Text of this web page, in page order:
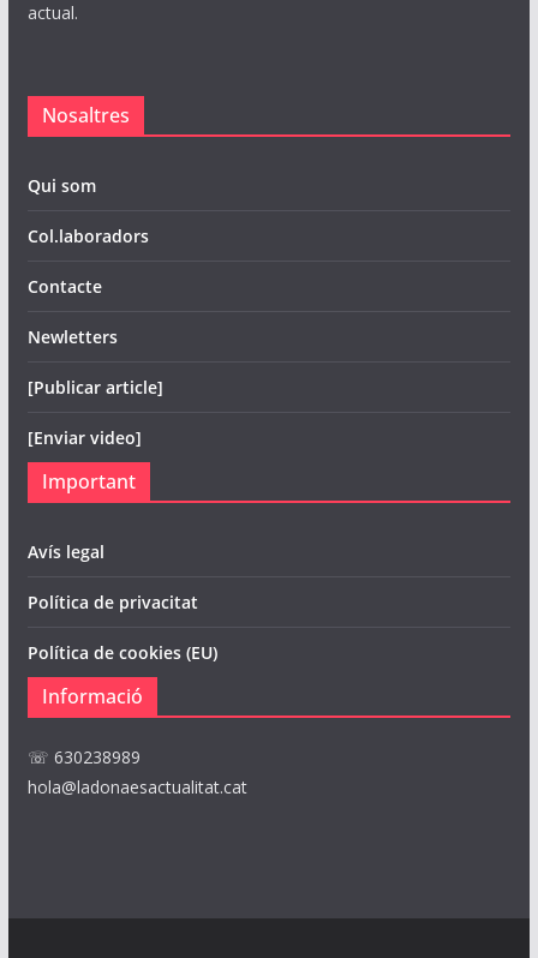
actual.
Nosaltres
Qui som
Col.laboradors
Contacte
Newletters
[Publicar article]
[Enviar video]
Important
Avís legal
Política de privacitat
Política de cookies (EU)
Informació
☏ 630238989
hola@ladonaesactualitat.cat